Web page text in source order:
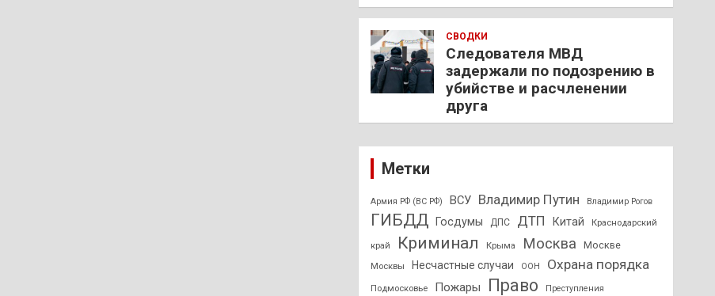
СВОДКИ
Следователя МВД
задержали по подозрению в
убийстве и расчленении
друга
Метки
Армия РФ (ВС РФ) ВСУ Владимир Путин Владимир Рогов
ГИБДД Госдумы ДПС ДТП Китай Краснодарский
край Криминал Крыма Москва Москве
Москвы Несчастные случаи ООН Охрана порядка
Подмосковье Пожары Право Преступления